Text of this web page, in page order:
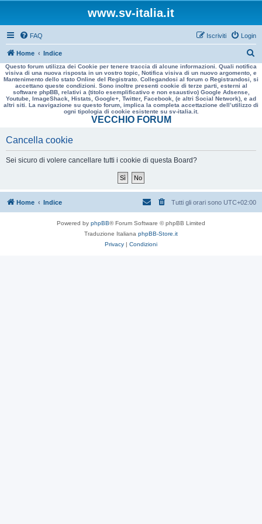
www.sv-italia.it
FAQ Login
Iscriviti
Home Indice
e
r
a
Questo forum utilizza dei Cookie per tenere traccia di alcune informazioni. Quali notifica
visiva di una nuova risposta in un vostro topic, Notifica visiva di un nuovo argomento, e
Mantenimento dello stato Online del Registrato. Collegandosi al forum o Registrandosi, si
accettano queste condizioni. Sono inoltre presenti cookie di terze parti, esterni al
software phpBB, relativi a (titolo esemplificativo e non esaustivo) Google Adsense,
Youtube, ImageShack, Histats, Google+, Twitter, Facebook, (e altri Social Network), e ad
altri siti. La navigazione su questo forum, implica la completa accettazione dell’utilizzo di
ogni tipologia di cookie esistente su sv-italia.it.
VECCHIO FORUM
Cancella cookie
Sei sicuro di volere cancellare tutti i cookie di questa Board?
Home Indice Tutti gli orari sono UTC+02:00
Powered by phpBB® Forum Software © phpBB Limited
Traduzione Italiana phpBB-Store.it
Privacy | Condizioni